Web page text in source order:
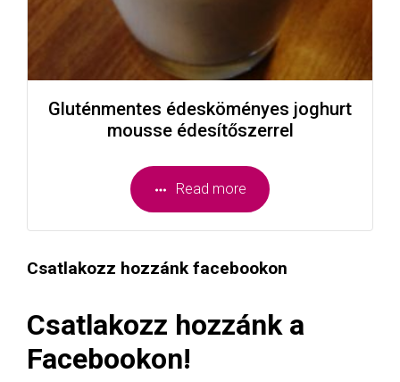
Gluténmentes édesköményes joghurt
mousse édesítőszerrel
Read more
Csatlakozz hozzánk facebookon
Csatlakozz hozzánk a
Facebookon!